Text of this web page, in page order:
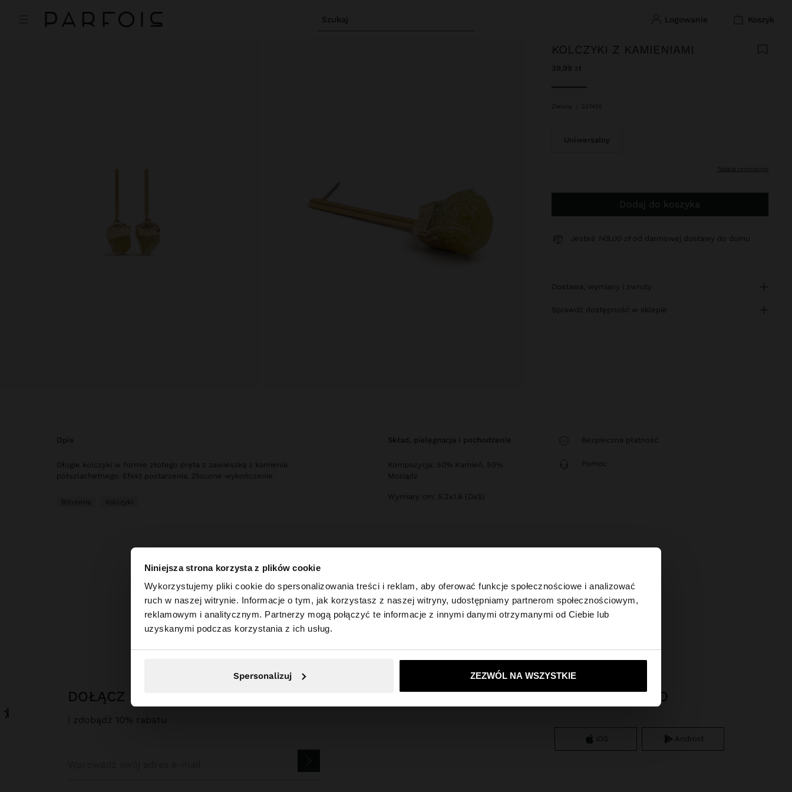
Niniejsza strona korzysta z plików cookie
Wykorzystujemy pliki cookie do spersonalizowania treści i reklam, aby oferować funkcje społecznościowe i analizować
ruch w naszej witrynie. Informacje o tym, jak korzystasz z naszej witryny, udostępniamy partnerom społecznościowym,
reklamowym i analitycznym. Partnerzy mogą połączyć te informacje z innymi danymi otrzymanymi od Ciebie lub
uzyskanymi podczas korzystania z ich usług.
Spersonalizuj ZEZWÓL NA WSZYSTKIE
Szukaj logowanie koszyk
witaj ×
Odwiedzasz stronę z Polska. Czy chcesz przeglądać naszą stronę United States?
Nie, zostań w Polska Tak, zabierz mnie do United States
KOLCZYKI Z KAMIENIAMI
39,99 zł
Wybrane
Zielony 237425
Uniwersalny
tabela rozmiarów
Dodaj do koszyka
Jesteś 149,00 zł od darmowej dostawy do domu
dostawa, wymiany i zwroty
sprawdź dostępność w sklepie
opis
Długie kolczyki w formie złotego pręta z zawieszką z kamienia
półszlachetnego. Efekt postarzenia. Złocone wykończenie.
Biżuteria Kolczyki
skład, pielęgnacja i pochodzenie
Kompozycja: 50% Kamień, 50%
Mosiądz
Wymiary cm: 5.2x1.8 (DxS)
Bezpieczna płatność
Pomoc
DOŁĄCZ DO NASZEGO NEWSLETTERA
i zdobądź 10% rabatu
APP DOWNLOAD
iOS Android